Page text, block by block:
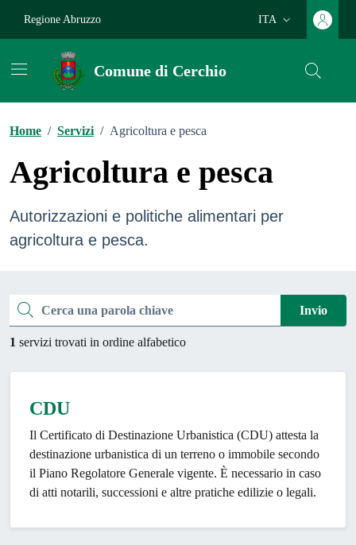
Regione Abruzzo
Lingua attiva:
ITA
Comune di Cerchio
Home / Servizi / Agricoltura e pesca
Agricoltura e pesca
Autorizzazioni e politiche alimentari per
agricoltura e pesca.
Cerca una parola chiave Invio
1 servizi trovati in ordine alfabetico
CDU
Il Certificato di Destinazione Urbanistica (CDU) attesta la
destinazione urbanistica di un terreno o immobile secondo
il Piano Regolatore Generale vigente. È necessario in caso
di atti notarili, successioni e altre pratiche edilizie o legali.